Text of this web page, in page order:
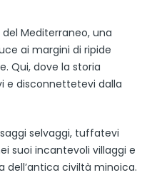
Mediterraneo, una
ai margini di ripide
Qui, dove la storia
e disconnettetevi dalla
selvaggi, tuffatevi
suoi incantevoli villaggi e
dell’antica civiltà minoica.